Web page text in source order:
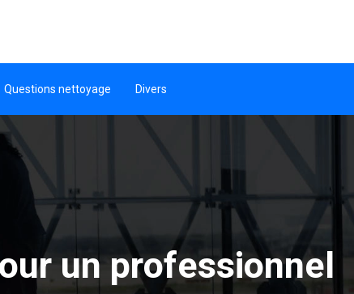
Questions nettoyage Divers
un professionnel